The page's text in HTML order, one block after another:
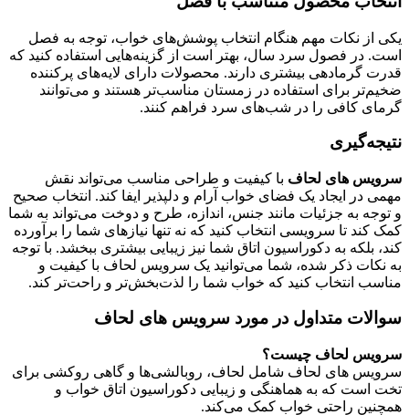
یکی از نکات مهم هنگام انتخاب پوشش‌های خواب، توجه به فصل
است. در فصول سرد سال، بهتر است از گزینه‌هایی استفاده کنید که
قدرت گرمادهی بیشتری دارند. محصولات دارای لایه‌های پرکننده
ضخیم‌تر برای استفاده در زمستان مناسب‌تر هستند و می‌توانند
گرمای کافی را در شب‌های سرد فراهم کنند.
نتیجه‌گیری
سرویس های لحاف با کیفیت و طراحی مناسب می‌تواند نقش
مهمی در ایجاد یک فضای خواب آرام و دلپذیر ایفا کند. انتخاب صحیح
و توجه به جزئیات مانند جنس، اندازه، طرح و دوخت می‌تواند به شما
کمک کند تا سرویسی انتخاب کنید که نه تنها نیازهای شما را برآورده
کند، بلکه به دکوراسیون اتاق شما نیز زیبایی بیشتری ببخشد. با توجه
به نکات ذکر شده، شما می‌توانید یک سرویس لحاف با کیفیت و
مناسب انتخاب کنید که خواب شما را لذت‌بخش‌تر و راحت‌تر کند.
سوالات متداول در مورد سرویس های لحاف
سرویس لحاف چیست؟
سرویس های لحاف شامل لحاف، روبالشی‌ها و گاهی روکشی برای
تخت است که به هماهنگی و زیبایی دکوراسیون اتاق خواب و
همچنین راحتی خواب کمک می‌کند.